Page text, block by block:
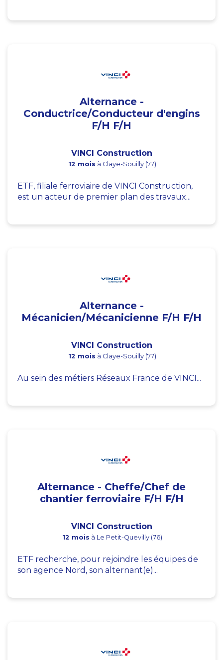
Alternance -
Conductrice/Conducteur d'engins
F/H F/H
VINCI Construction
12 mois à Claye-Souilly (77)
ETF, filiale ferroviaire de VINCI Construction,
est un acteur de premier plan des travaux...
Alternance -
Mécanicien/Mécanicienne F/H F/H
VINCI Construction
12 mois à Claye-Souilly (77)
Au sein des métiers Réseaux France de VINCI...
Alternance - Cheffe/Chef de
chantier ferroviaire F/H F/H
VINCI Construction
12 mois à Le Petit-Quevilly (76)
ETF recherche, pour rejoindre les équipes de
son agence Nord, son alternant(e)...